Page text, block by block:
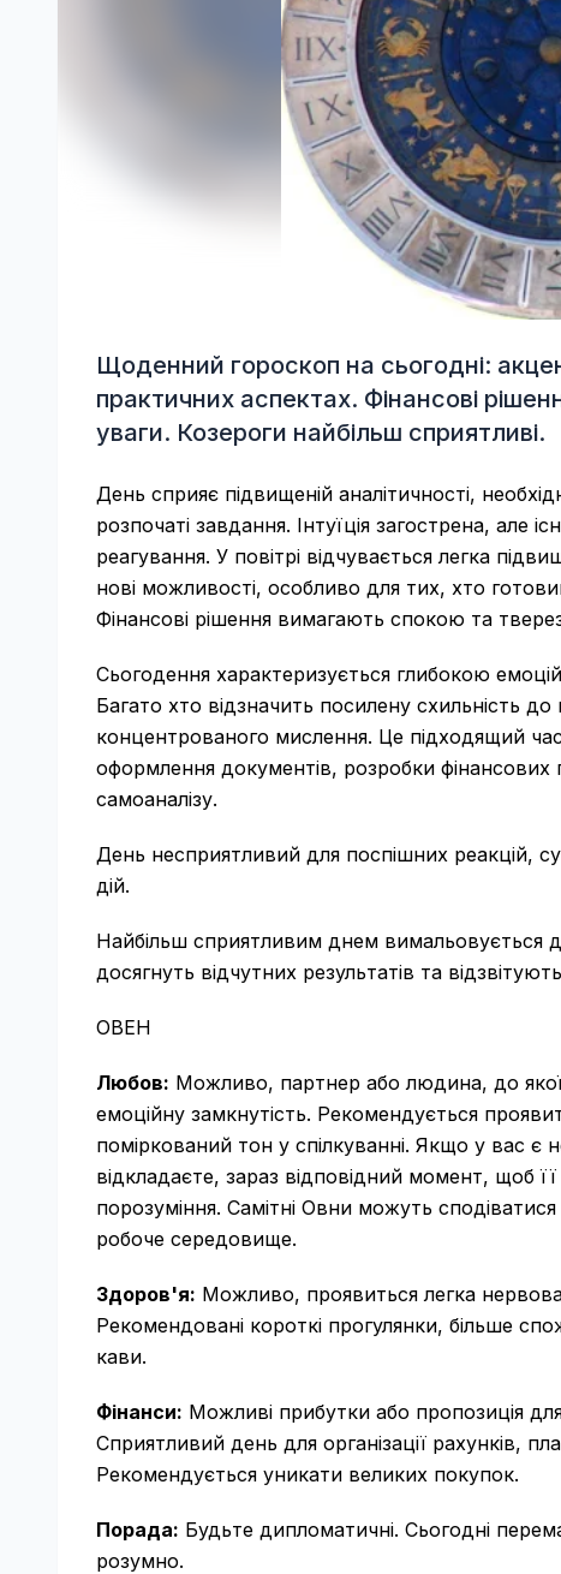
Щоденний гороскоп на сьогодні:
практичних аспектах. Фінансові
уваги. Козероги найбільш сприятливі.
День сприяє підвищеній аналітичності,
розпочаті завдання. Інтуїція загострена, але
реагування. У повітрі відчувається легка
нові можливості, особливо для тих, хто
Фінансові рішення вимагають спокою та
Сьогодення характеризується глибокою
Багато хто відзначить посилену схильність
концентрованого мислення. Це підходящий
оформлення документів, розробки фінансових
самоаналізу.
День несприятливий для поспішних реакцій,
дій.
Найбільш сприятливим днем ​​вимальовується
досягнуть відчутних результатів та
ОВЕН
Любов: Можливо, партнер або людина, до
емоційну замкнутість. Рекомендується
поміркований тон у спілкуванні. Якщо у вас є
відкладаєте, зараз відповідний момент, щоб
порозуміння. Самітні Овни можуть
робоче середовище.
Здоров'я: Можливо, проявиться легка
Рекомендовані короткі прогулянки, більше
кави.
Фінанси: Можливі прибутки або пропозиція
Сприятливий день для організації рахунків,
Рекомендується уникати великих покупок.
Порада: Будьте дипломатичні. Сьогодні
розумно.